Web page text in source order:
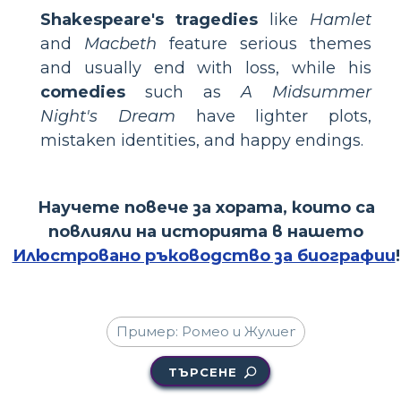
Shakespeare's tragedies like Hamlet
and Macbeth feature serious themes
and usually end with loss, while his
comedies such asA Midsummer
Night's Dream have lighter plots,
mistaken identities, and happy endings.
Научете повече за хората, които са
повлияли на историята в нашето
Илюстровано ръководство за биографии!
ТЪРСЕНЕ